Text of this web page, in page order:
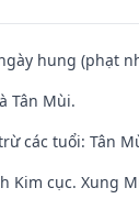
hung (phạt
Tân Mùi.
các tuổi: Tân
Kim cục. Xung